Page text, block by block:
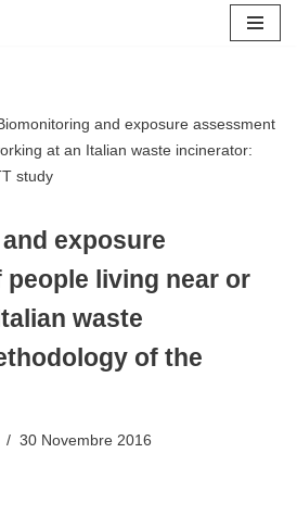
and exposure assessment
at an Italian waste incinerator:
study
exposure
living near or
waste
of the
30 Novembre 2016